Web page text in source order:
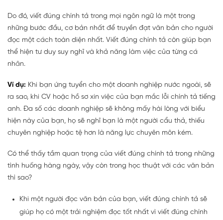
Do đó, viết đúng chính tả trong mọi ngôn ngữ là một trong
những bước đầu, cơ bản nhất để truyền đạt văn bản cho người
đọc một cách toàn diện nhất. Viết đúng chính tả còn giúp bạn
thể hiện tư duy suy nghĩ và khả năng làm việc của từng cá
nhân.
Ví dụ: Khi bạn ứng tuyển cho một doanh nghiệp nước ngoài, sẽ
ra sao, khi CV hoặc hồ sơ xin việc của bạn mắc lỗi chính tả tiếng
anh. Đa số các doanh nghiệp sẽ không mấy hài lòng với biểu
hiện này của bạn, họ sẽ nghĩ bạn là một người cẩu thả, thiếu
chuyên nghiệp hoặc tệ hơn là năng lực chuyên môn kém.
Có thể thấy tầm quan trọng của viết đúng chính tả trong những
tình huống hàng ngày, vậy còn trong học thuật với các văn bản
thì sao?
Khi một người đọc văn bản của bạn, viết đúng chính tả sẽ
giúp họ có một trải nghiệm đọc tốt nhất vì viết đúng chính